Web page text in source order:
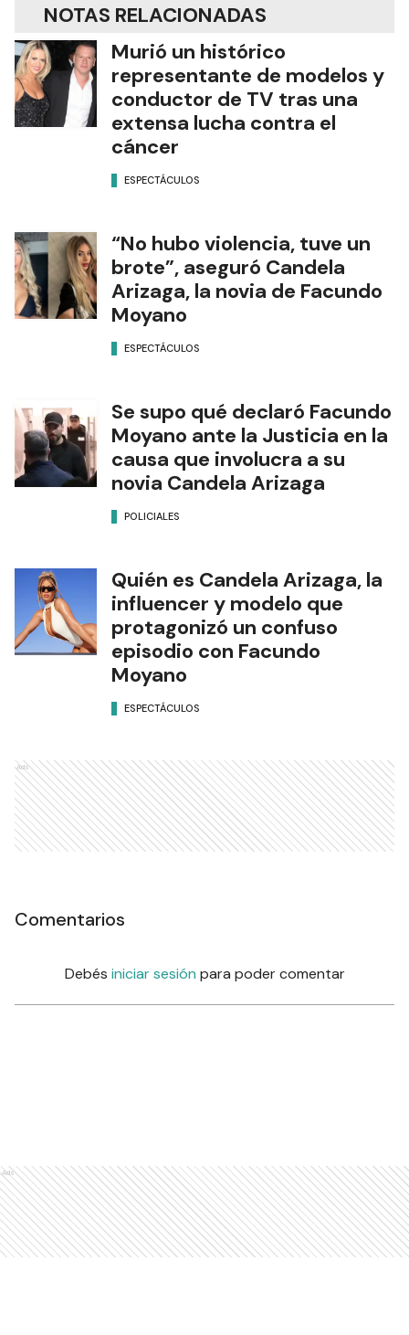
NOTAS RELACIONADAS
Murió un histórico
representante de modelos y
conductor de TV tras una
extensa lucha contra el
cáncer
ESPECTÁCULOS
“No hubo violencia, tuve un
brote”, aseguró Candela
Arizaga, la novia de Facundo
Moyano
ESPECTÁCULOS
Se supo qué declaró Facundo
Moyano ante la Justicia en la
causa que involucra a su
novia Candela Arizaga
POLICIALES
Quién es Candela Arizaga, la
influencer y modelo que
protagonizó un confuso
episodio con Facundo
Moyano
ESPECTÁCULOS
Ads
Comentarios
Debés iniciar sesión para poder comentar
Ads